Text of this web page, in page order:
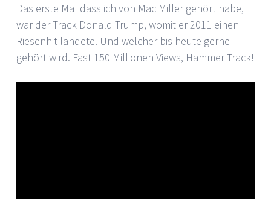
Das erste Mal dass ich von Mac Miller gehört habe,
war der Track Donald Trump, womit er 2011 einen
Riesenhit landete. Und welcher bis heute gerne
gehört wird. Fast 150 Millionen Views, Hammer Track!